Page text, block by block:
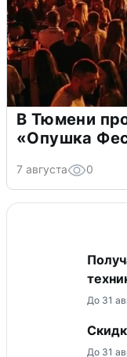
В Тюмени
«Опушка
7 августа 0
До 31
До 31